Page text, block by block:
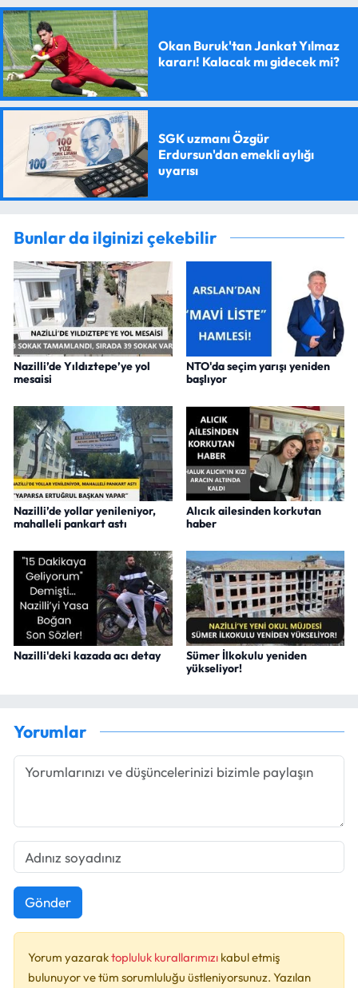
Okan Buruk'tan Jankat Yılmaz
kararı! Kalacak mı gidecek mi?
SGK uzmanı Özgür
Erdursun'dan emekli aylığı
uyarısı
Bunlar da ilginizi çekebilir
Nazilli’de Yıldıztepe’ye yol
mesaisi
NTO'da seçim yarışı yeniden
başlıyor
Nazilli’de yollar yenileniyor,
mahalleli pankart astı
Alıcık ailesinden korkutan
haber
Nazilli'deki kazada acı detay
Sümer İlkokulu yeniden
yükseliyor!
Yorumlar
Gönder
Yorum yazaraktopluluk kurallarımızı kabul etmiş
bulunuyor ve tüm sorumluluğu üstleniyorsunuz. Yazılan